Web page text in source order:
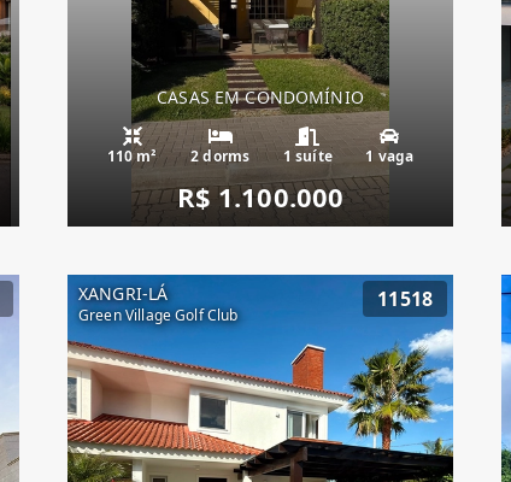
CASAS EM CONDOMÍNIO
110 m² 2 dorms 1 suíte 1 vaga
R$ 1.100.000
XANGRI-LÁ
Green Village Golf Club
11518